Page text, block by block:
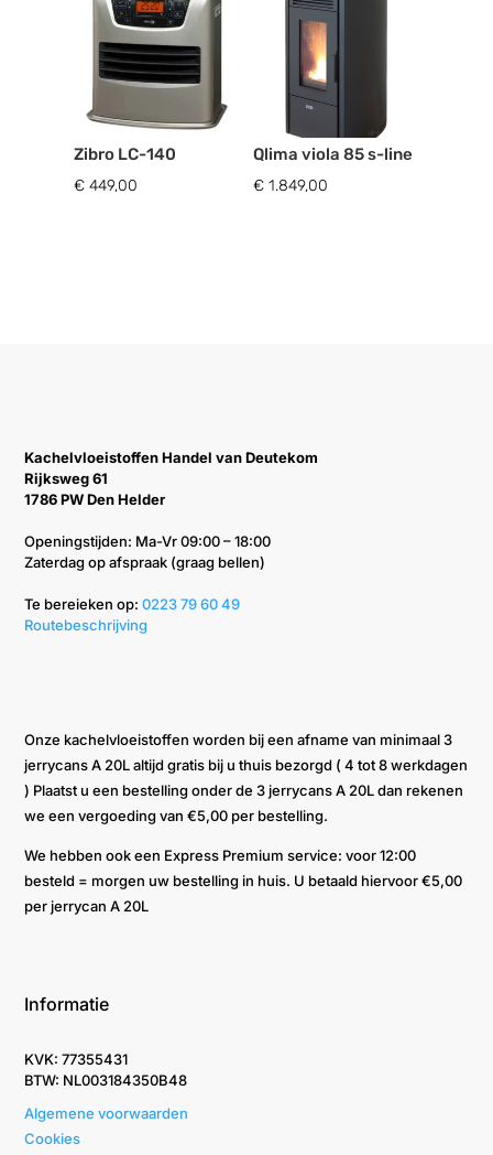
Zibro LC-140
€ 449,00
Qlima viola 85 s-line
€ 1.849,00
Kachelvloeistoffen Handel van Deutekom
Rijksweg 61
1786 PW Den Helder
Openingstijden: Ma-Vr 09:00 – 18:00
Zaterdag op afspraak (graag bellen)
Te bereieken op: ‭0223 79 60 49‬
Routebeschrijving
Onze kachelvloeistoffen worden bij een afname van minimaal 3
jerrycans A 20L altijd gratis bij u thuis bezorgd ( 4 tot 8 werkdagen
) Plaatst u een bestelling onder de 3 jerrycans A 20L dan rekenen
we een vergoeding van €5,00 per bestelling.
We hebben ook een Express Premium service: voor 12:00
besteld = morgen uw bestelling in huis. U betaald hiervoor €5,00
per jerrycan A 20L
Informatie
KVK: 77355431
BTW: NL003184350B48
Algemene voorwaarden
Cookies